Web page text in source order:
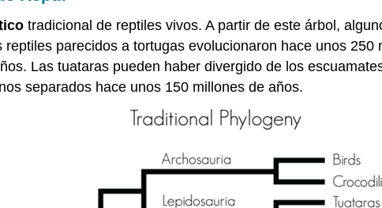
tradicional de reptiles vivos. A partir de este árbol,
parecidos a tortugas evolucionaron hace unos
Las tuataras pueden haber divergido de los
separados hace unos 150 millones de años.